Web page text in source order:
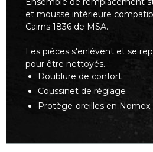
et mousse intérieure
Cairns 1836 de MSA.
Les pièces s'enlèvent et se
pour être nettoyés.
Doublure de confort
Coussinet de réglage
Protège-oreilles en Nomex